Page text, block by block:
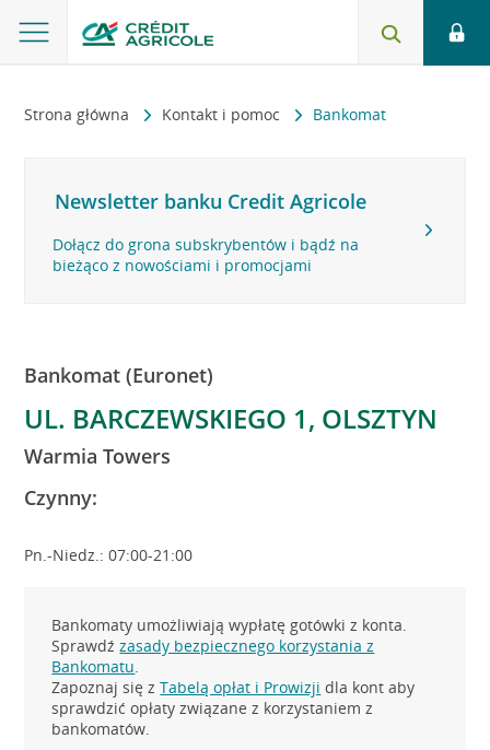
Strona główna Kontakt i pomoc Bankomat
Newsletter banku Credit Agricole
Dołącz do grona subskrybentów i bądź na
bieżąco z nowościami i promocjami
Bankomat (Euronet)
UL. BARCZEWSKIEGO 1, OLSZTYN
Warmia Towers
Czynny:
Pn.-Niedz.: 07:00-21:00
Bankomaty umożliwiają wypłatę gotówki z konta.
Sprawdźzasady bezpiecznego korzystania z
Bankomatu.
Zapoznaj się zTabelą opłat i Prowizji dla kont aby
sprawdzić opłaty związane z korzystaniem z
bankomatów.